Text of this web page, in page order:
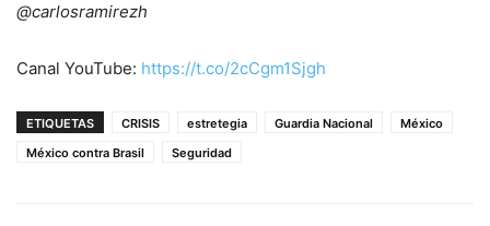
@carlosramirezh
Canal YouTube: https://t.co/2cCgm1Sjgh
ETIQUETAS CRISIS estretegia Guardia Nacional
México
México contra Brasil
Seguridad